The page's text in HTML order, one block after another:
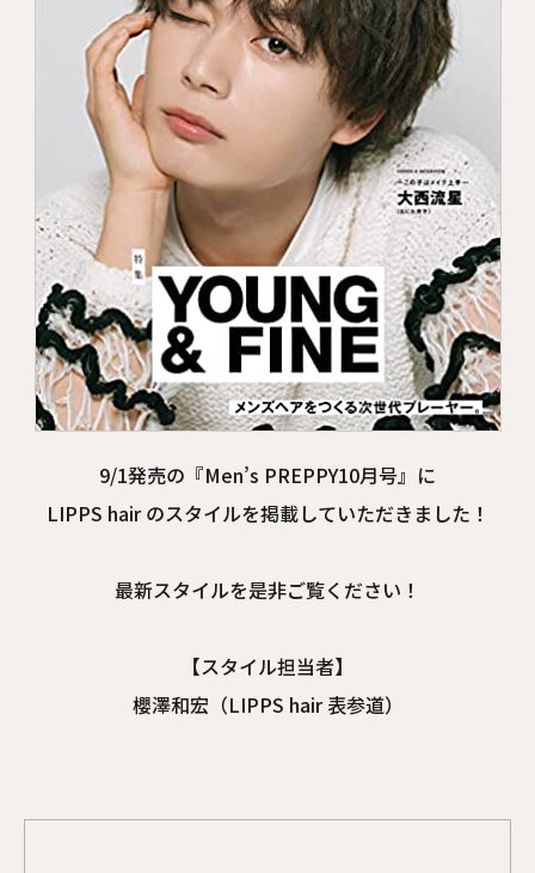
9/1発売の『Men’s PREPPY10月号』に
LIPPS hair のスタイルを掲載していただきました！
最新スタイルを是非ご覧ください！
【スタイル担当者】
櫻澤和宏（LIPPS hair 表参道）